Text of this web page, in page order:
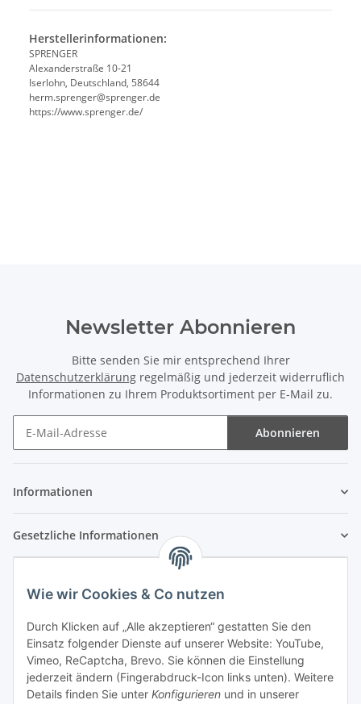
Wie wir Cookies & Co nutzen
Durch Klicken auf „Alle akzeptieren“ gestatten Sie den
Einsatz folgender Dienste auf unserer Website: YouTube,
Vimeo, ReCaptcha, Brevo. Sie können die Einstellung
jederzeit ändern (Fingerabdruck-Icon links unten). Weitere
Details finden Sie unter Konfigurieren und in unserer
Herstellerinformationen:
SPRENGER
Alexanderstraße 10-21
Iserlohn, Deutschland, 58644
herm.sprenger@sprenger.de
https://www.sprenger.de/
Newsletter Abonnieren
Bitte senden Sie mir entsprechend Ihrer
Datenschutzerklärung regelmäßig und jederzeit widerruflich
Informationen zu Ihrem Produktsortiment per E-Mail zu.
Abonnieren
Informationen
Gesetzliche Informationen